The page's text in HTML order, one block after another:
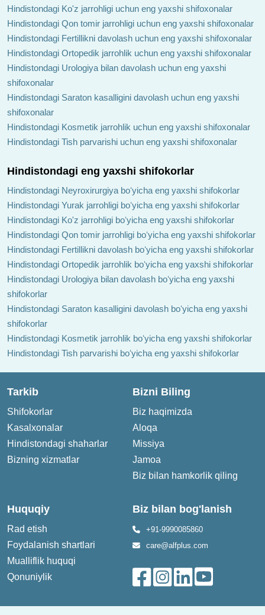
Hindistondagi Ko'z jarrohligi uchun eng yaxshi shifoxonalar
Hindistondagi Qon tomir jarrohligi uchun eng yaxshi shifoxonalar
Hindistondagi Fertillikni davolash uchun eng yaxshi shifoxonalar
Hindistondagi Ortopedik jarrohlik uchun eng yaxshi shifoxonalar
Hindistondagi Urologiya bilan davolash uchun eng yaxshi
shifoxonalar
Hindistondagi Saraton kasalligini davolash uchun eng yaxshi
shifoxonalar
Hindistondagi Kosmetik jarrohlik uchun eng yaxshi shifoxonalar
Hindistondagi Tish parvarishi uchun eng yaxshi shifoxonalar
Hindistondagi eng yaxshi shifokorlar
Hindistondagi Neyroxirurgiya boʻyicha eng yaxshi shifokorlar
Hindistondagi Yurak jarrohligi boʻyicha eng yaxshi shifokorlar
Hindistondagi Ko'z jarrohligi boʻyicha eng yaxshi shifokorlar
Hindistondagi Qon tomir jarrohligi boʻyicha eng yaxshi shifokorlar
Hindistondagi Fertillikni davolash boʻyicha eng yaxshi shifokorlar
Hindistondagi Ortopedik jarrohlik boʻyicha eng yaxshi shifokorlar
Hindistondagi Urologiya bilan davolash boʻyicha eng yaxshi
shifokorlar
Hindistondagi Saraton kasalligini davolash boʻyicha eng yaxshi
shifokorlar
Hindistondagi Kosmetik jarrohlik boʻyicha eng yaxshi shifokorlar
Hindistondagi Tish parvarishi boʻyicha eng yaxshi shifokorlar
Tarkib
Shifokorlar
Kasalxonalar
Hindistondagi shaharlar
Bizning xizmatlar
Bizni Biling
Biz haqimizda
Aloqa
Missiya
Jamoa
Biz bilan hamkorlik qiling
Huquqiy
Rad etish
Foydalanish shartlari
Mualliflik huquqi
Qonuniylik
Biz bilan bog'lanish
+91-9990085860
care@alfplus.com